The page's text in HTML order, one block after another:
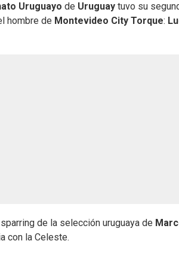
Uruguayo de Uruguay tuvo su
hombre de Montevideo City Torque:
de la selección uruguaya de
con la Celeste.